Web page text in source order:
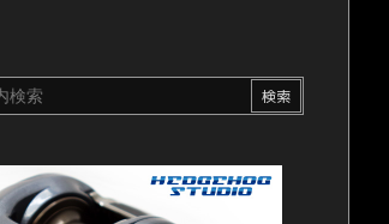
2021年を振り返る 7月